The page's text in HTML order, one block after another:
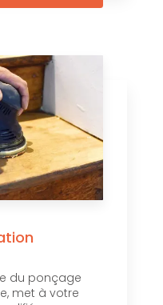
du ponçage
met à votre